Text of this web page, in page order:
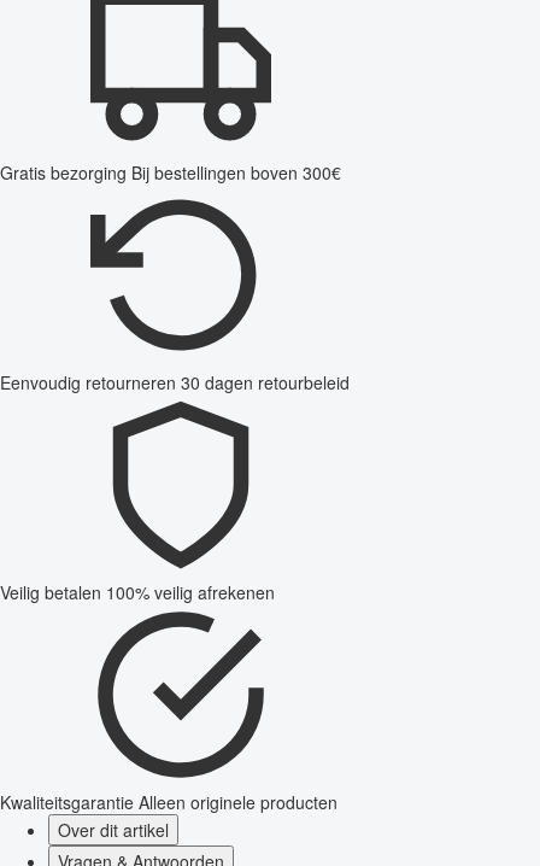
Gratis bezorging Bij bestellingen boven 300€
Eenvoudig retourneren 30 dagen retourbeleid
Veilig betalen 100% veilig afrekenen
Kwaliteitsgarantie Alleen originele producten
Over dit artikel